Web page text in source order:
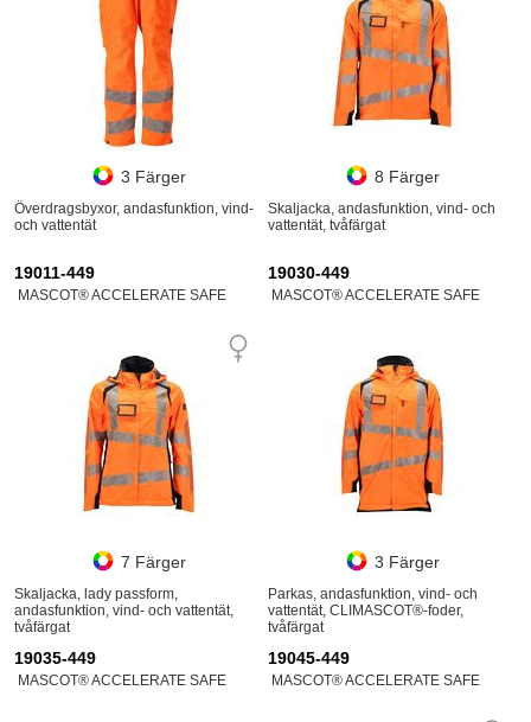
3 Färger
Överdragsbyxor, andasfunktion, vind-
och vattentät
8 Färger
Skaljacka, andasfunktion, vind- och
vattentät, tvåfärgat
19011-449
MASCOT® ACCELERATE SAFE
7 Färger
Skaljacka, lady passform,
andasfunktion, vind- och vattentät,
tvåfärgat
19030-449
MASCOT® ACCELERATE SAFE
3 Färger
Parkas, andasfunktion, vind- och
vattentät, CLIMASCOT®-foder,
tvåfärgat
19035-449
MASCOT® ACCELERATE SAFE
19045-449
MASCOT® ACCELERATE SAFE